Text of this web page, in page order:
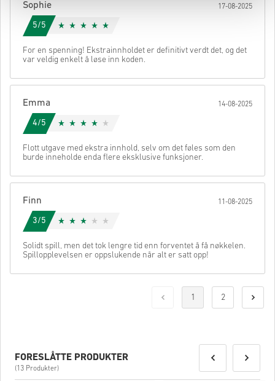
Sophie 17-08-2025
5/5
For en spenning! Ekstrainnholdet er definitivt verdt det, og det
var veldig enkelt å løse inn koden.
Emma 14-08-2025
4/5
Flott utgave med ekstra innhold, selv om det føles som den
burde inneholde enda flere eksklusive funksjoner.
Finn 11-08-2025
3/5
Solidt spill, men det tok lengre tid enn forventet å få nøkkelen.
Spillopplevelsen er oppslukende når alt er satt opp!
1 2
FORESLÅTTE PRODUKTER
(13 Produkter)